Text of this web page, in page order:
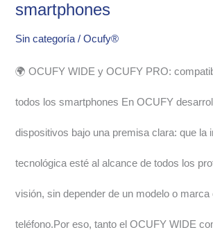
smartphones
Sin categoría /Ocufy®
🌍 OCUFY WIDE y OCUFY PRO:
todos los smartphones En OCUFY
dispositivos bajo una premisa clara: que la
tecnológica esté al alcance de todos los
visión, sin depender de un modelo o
teléfono.Por eso, tanto el OCUFY WIDE
con
todos
los
smartphones